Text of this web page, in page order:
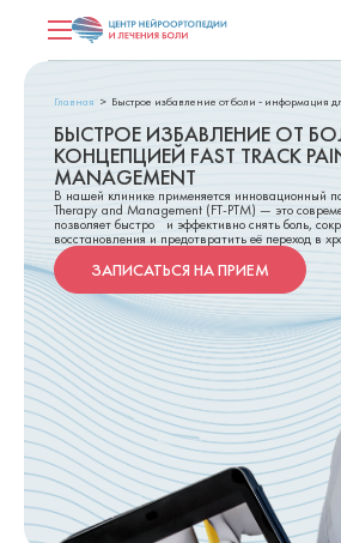
Главная Быстрое избавление от боли - информация
БЫСТРОЕ ИЗБАВЛЕНИЕ ОТ
КОНЦЕПЦИЕЙ FAST TRACK
MANAGEMENT
В нашей клинике применяется инновационный
Therapy and Management (FT-PTM) — это
позволяет быстро и эффективно снять боль,
восстановления и предотвратить её переход в
ЗАПИСАТЬСЯ НА ПРИЕМ